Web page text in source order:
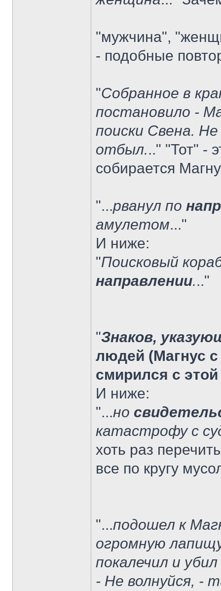
"мужчина",
- подобные
"Собранное в
постановило -
поиски Свена.
отбыл..." "Тот" -
собирается
"...рванул по
амулетом..."
И ниже:
"Поисковый
направлении..."
"Знаков,
людей (Магнус с
смирился с
И ниже:
"...но
катастрофу с
хоть раз
все по кругу
"...подошел к
огромную
покалечил и
- Не волнуйся, -